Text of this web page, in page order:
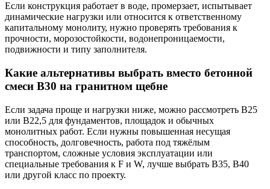
Если конструкция работает в воде, промерзает, испытывает
динамические нагрузки или относится к ответственному
капитальному монолиту, нужно проверять требования к
прочности, морозостойкости, водонепроницаемости,
подвижности и типу заполнителя.
Какие альтернативы выбрать вместо бетонной
смеси В30 на гранитном щебне
Если задача проще и нагрузки ниже, можно рассмотреть В25
или В22,5 для фундаментов, площадок и обычных
монолитных работ. Если нужны повышенная несущая
способность, долговечность, работа под тяжёлым
транспортом, сложные условия эксплуатации или
специальные требования к F и W, лучше выбрать В35, В40
или другой класс по проекту.